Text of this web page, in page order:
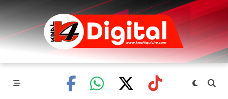
Skip
content